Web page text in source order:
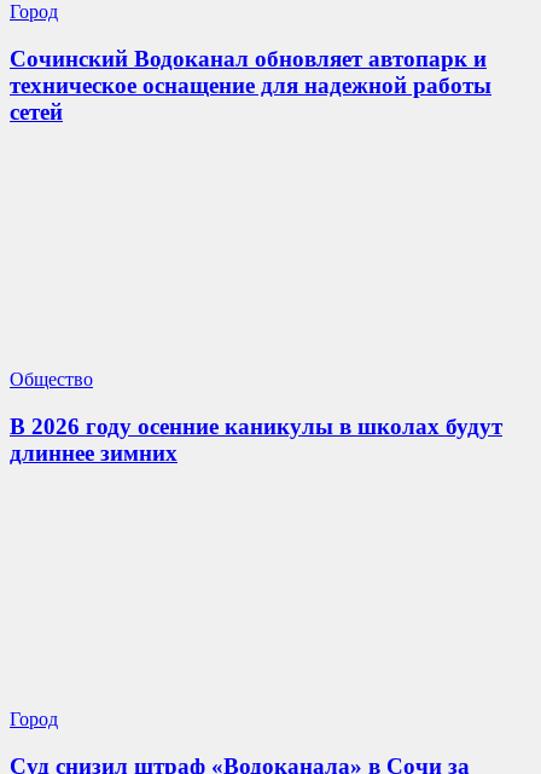
Город
Сочинский Водоканал обновляет автопарк и
техническое оснащение для надежной работы
сетей
Общество
В 2026 году осенние каникулы в школах будут
длиннее зимних
Город
Суд снизил штраф «Водоканала» в Сочи за